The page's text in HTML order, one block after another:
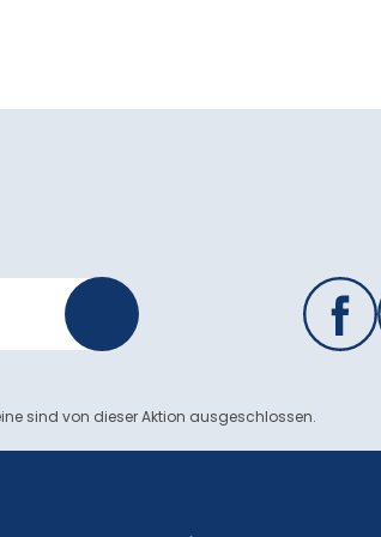
sind von dieser Aktion ausgeschlossen.